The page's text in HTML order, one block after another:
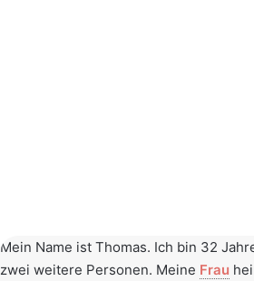
Mein Name ist Thomas. Ich bin 32
zwei weitere Personen. Meine Frau